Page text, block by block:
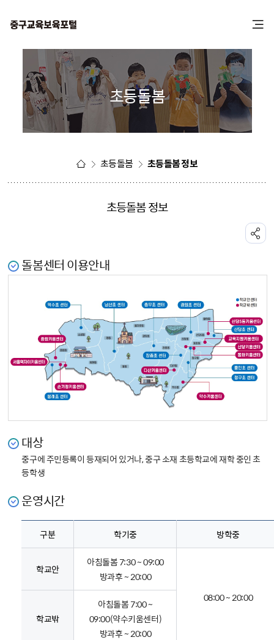
초등돌봄
초등돌봄 초등돌봄 정보
초등돌봄 정보
돌봄센터 이용안내
대상
중구에 주민등록이 등재되어 있거나, 중구 소재 초등학교에 재학 중인 초
등학생
운영시간
구분 학기중 방학중
학교안
아침돌봄 7:30 ~ 09:00
방과후 ~ 20:00
08:00 ~ 20:00
학교밖
아침돌봄 7:00 ~
09:00(약수키움센터)
방과후 ~ 20:00